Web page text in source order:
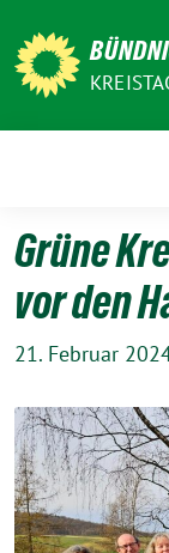
zum
Inhalt
Grüne
vor den
21. Februar